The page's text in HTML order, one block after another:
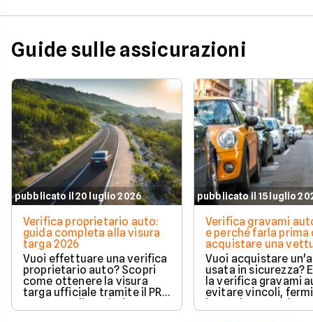
Guide sulle assicurazioni
pubblicato il 20 luglio 2026
Verifica proprietario auto:
guida completa alla visura
targa 2026
Vuoi effettuare una verifica
proprietario auto? Scopri
come ottenere la visura
targa ufficiale tramite il PRA
per controllare dati e
vincoli in totale sicurezza.
pubblicato il 15 luglio
Verifica gravami
e perché farla prima
acquistare una
Vuoi acquistare
usata in sicurezza?
la verifica gravami
evitare vincoli,
ipoteche. Scopri
tutelare il tuo